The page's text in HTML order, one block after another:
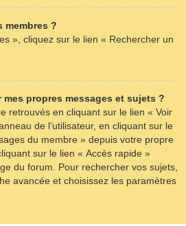
membres ?
», cliquez sur le lien « Rechercher un
propres messages et sujets ?
retrouvés en cliquant sur le lien « Voir
de l’utilisateur, en cliquant sur le
du membre » depuis votre propre
sur le lien « Accès rapide »
du forum. Pour rechercher vos sujets,
avancée et choisissez les paramètres